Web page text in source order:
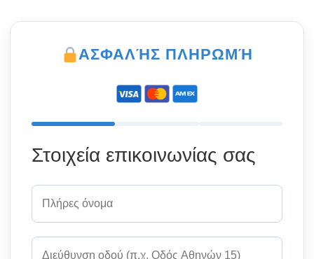
ΑΣΦΑΛΉΣ ΠΛΗΡΩΜΉ
Στοιχεία επικοινωνίας σας